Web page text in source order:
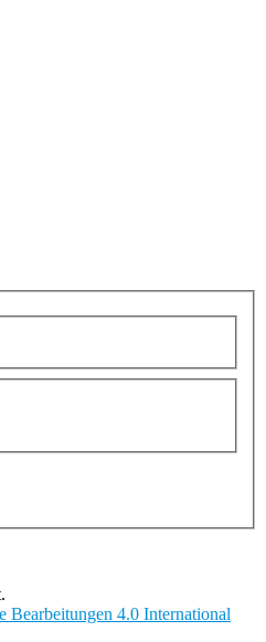
Bearbeitungen 4.0 International